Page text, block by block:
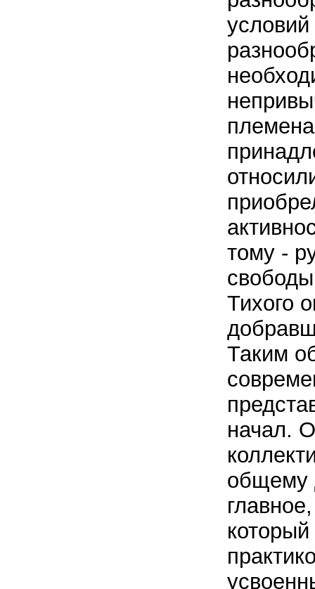
тому -
Тихого
Таким
начал.
общему